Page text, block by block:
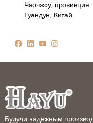
Чаочжоу, провинция
Гуандун, Китай
Будучи надежным